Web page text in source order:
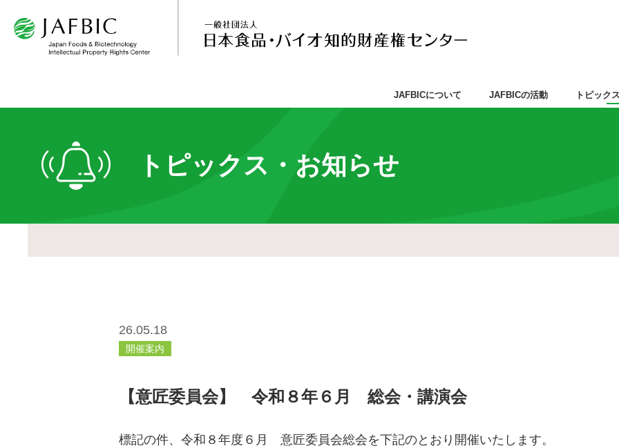
JAFBICについて JAFBICの活動 トピック
トピックス・お知らせ
26.05.18
開催案内
【意匠委員会】 令和８年６月 総会・講演会
標記の件、令和８年度６月 意匠委員会総会を下記のとおり開催いたします。